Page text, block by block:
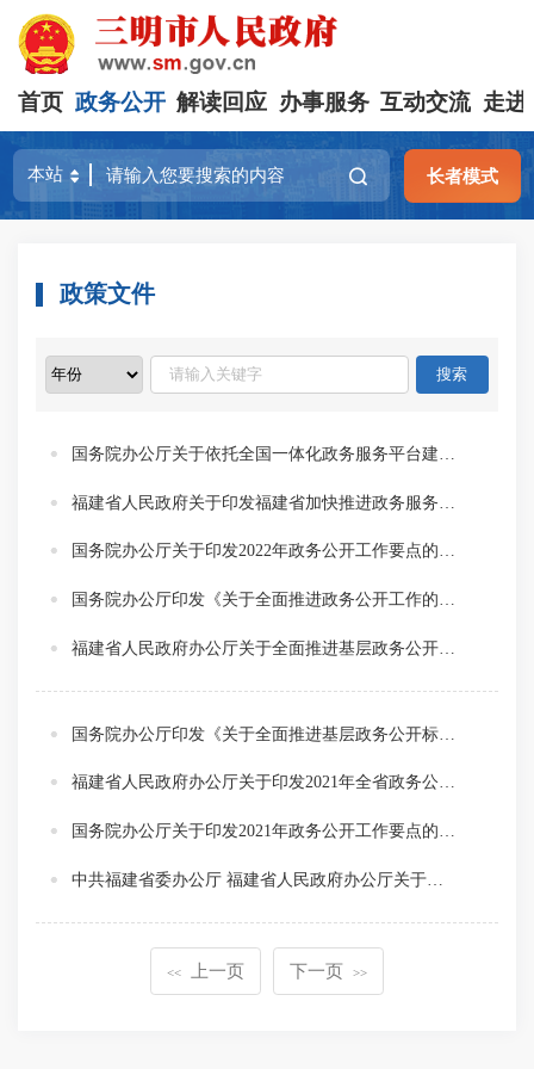
首页 政务公开 解读回应 办事服务 互动交流 走进
长者模式
政策文件
国务院办公厅关于印发2022年政务公开工作要点的通知
国务院办公厅印发《关于全面推进政务公开工作的意见》实施细则的通知
福建省人民政府办公厅关于印发2021年全省政务公开工作主要任务分解表的通知（闽政办函〔2021〕34号）
国务院办公厅关于印发2021年政务公开工作要点的通知（国办发〔2021〕12号）
中共福建省委办公厅 福建省人民政府办公厅关于印发《全面推进政务公开工作实施意见》的通知（闽委办发〔2016〕55号）
<< 上一页 下一页 >>